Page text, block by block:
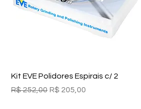
Visualização rápida
Kit EVE Polidores Espirais c/ 2
Preço normal
R$ 252,00 Preço promocional
R$ 205,00